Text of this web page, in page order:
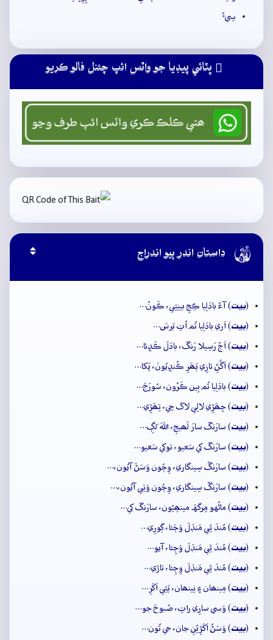
سِيءُ
ڀٽائي پيڊيا جو واٽس ائپ چئنل فالو ڪريو
 داستان اندر ٻيو اندراج
(بيت) آءُ بادَلِيا ڪِجِ بينِتِي، ڪَونُ…
(بيت) اَري بادَلِيا تُم اُتِ بَرسَ…
(بيت) اَڄُ رَسِيلا رَنگَ، بادَلَ ڪَڍِئا…
(بيت) اَڱَڻِ تازِي ٻَھَرِ ڪُنڍِيُونۡ، پَکا…
(بيت) بادَلِيا تُم بِين ڪَرُون، سُورَجَ…
(بيت) جِھَڙِي لالِي لاکَ جِي، تِھَڙِي…
(بيت) سارَنگَ سارَ لَھيجِ، اللهَ لَڳِ…
(بيت) سارَنگَ کي سَعيو، توکي سَعيو…
(بيت) سارَنگُ سِينگاري، وِڄُون وَسَڻَ آيُون،…
(بيت) سارَنگُ سِينگاري، وِڄُون وَٺِي آيُون،…
(بيت) ماڻُهو مِرگهَہ مينھِيُون، سارَنگَ کي…
(بيت) مُندَ ٿِي مَنڊَلَ وَڄَئا، ڳورِي…
(بيت) مُندَ ٿِي مَنڊَلَ وَڄِئا، آيو…
(بيت) مُندَ ٿِي مَنڊَلَ وِڄِئا، تاڙي…
(بيت) مِينھان ۽ نِينھان، ٻَئِي اَکَرِ…
(بيت) وَسي سارِي راتِ، صُبوحَ جو…
(بيت) وَسَڻُ اَکَڙِيُنِ جان، جي تُون…